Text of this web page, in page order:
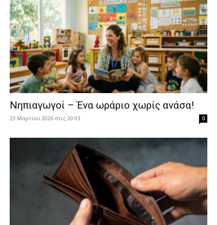
Νηπιαγωγοί – Ένα ωράριο χωρίς ανάσα!
23 Μαρτίου 2026 στις 20:03 0